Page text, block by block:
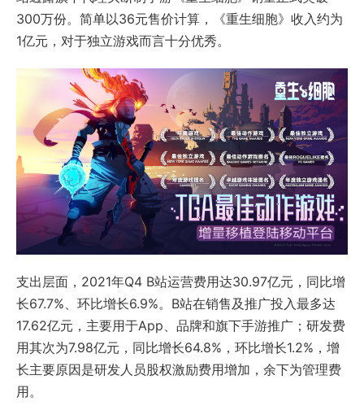
300万份。简单以36元售价计算，《重生细胞》收入约为
1亿元，对于独立游戏而言十分优秀。
支出层面，2021年Q4 B站运营费用达30.97亿元，同比增
长67.7%、环比增长6.9%。B站在销售及推广投入最多达
17.62亿元，主要用于App、品牌和旗下手游推广；研发费
用其次为7.98亿元，同比增长64.8%，环比增长1.2%，增
长主要原因是研发人员股权激励费用增加，余下为管理费
用。